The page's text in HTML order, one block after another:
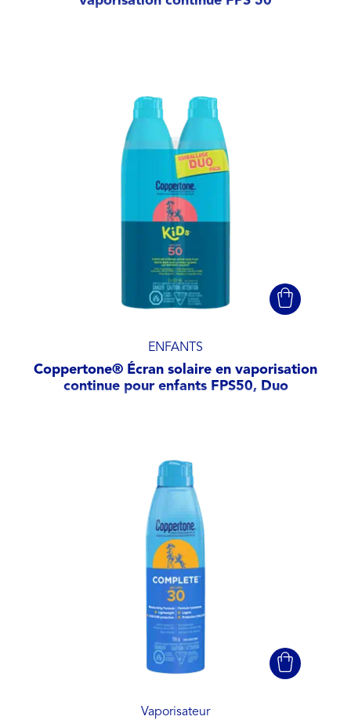
ENFANTS
Coppertone® Écran solaire en vaporisation
continue pour enfants FPS50, Duo
Vaporisateur